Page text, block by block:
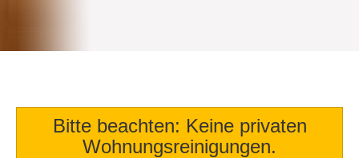
Bitte beachten: Keine privaten
Wohnungsreinigungen.